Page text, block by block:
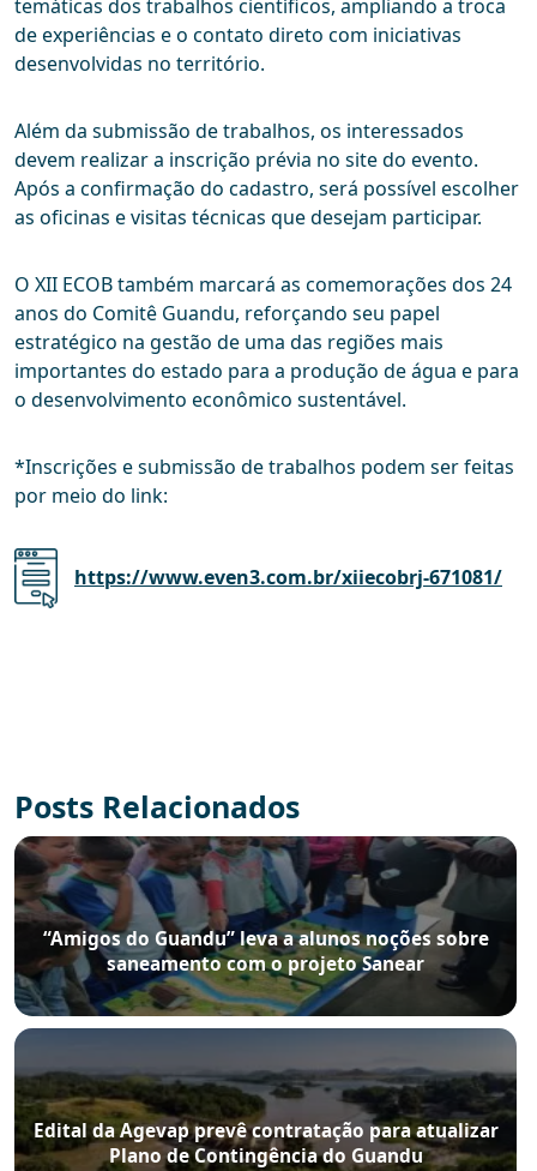
temáticas dos trabalhos científicos, ampliando a troca
de experiências e o contato direto com iniciativas
desenvolvidas no território.
Além da submissão de trabalhos, os interessados
devem realizar a inscrição prévia no site do evento.
Após a confirmação do cadastro, será possível escolher
as oficinas e visitas técnicas que desejam participar.
O XII ECOB também marcará as comemorações dos 24
anos do Comitê Guandu, reforçando seu papel
estratégico na gestão de uma das regiões mais
importantes do estado para a produção de água e para
o desenvolvimento econômico sustentável.
*Inscrições e submissão de trabalhos podem ser feitas
por meio do link:
https://www.even3.com.br/xiiecobrj-671081/
Posts Relacionados
“Amigos do Guandu” leva a alunos noções sobre
saneamento com o projeto Sanear
Edital da Agevap prevê contratação para atualizar
Plano de Contingência do Guandu